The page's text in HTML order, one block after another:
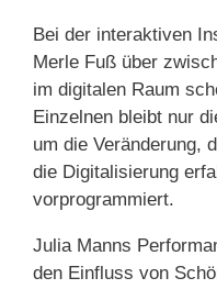
Bei der interaktiven
Merle Fuß über
im digitalen Raum
Einzelnen bleibt nur
um die Veränderung,
die Digitalisierung
vorprogrammiert.
Julia Manns
den Einfluss von